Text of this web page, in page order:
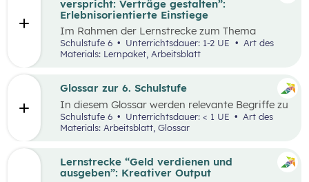
verspricht: Verträge gestalten”:
Erlebnisorientierte Einstiege
Im Rahmen der Lernstrecke zum Thema
“Halten, was man verspricht – Verträge
gestalten”, werden drei mögliche Einstiegsideen
Schulstufe 6 Unterrichtsdauer: 1-2 UE
Art des
Materials: Lernpaket, Arbeitsblatt
Glossar zur 6. Schulstufe
In diesem Glossar werden relevante Begriffe zu
den Lehrplanpunkten “Energie und Ressourcen”
sowie “Produktion und Konsum” erklärt.
Zusätzlich gibt es Arbeitsblätter zu
Schulstufe 6 Unterrichtsdauer: < 1 UE
Materials: Arbeitsblatt, Glossar
Lernstrecke “Geld verdienen und
ausgeben”: Kreativer Output